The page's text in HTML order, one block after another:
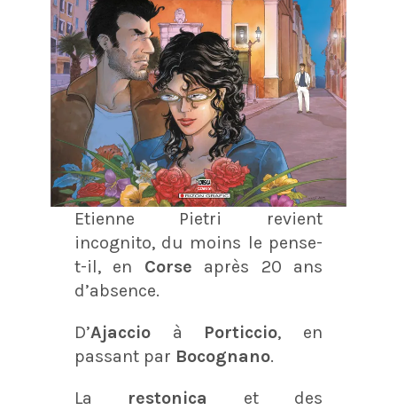
Etienne Pietri revient
incognito, du moins le pense-
t-il, en Corse après 20 ans
d’absence.
D’Ajaccioà Porticcio, en
passant par Bocognano.
La restonica et des